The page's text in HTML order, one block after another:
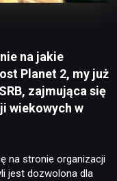
na jakie
Planet 2, my już
zajmująca się
wiekowych w
na stronie organizacji
jest dozwolona dla